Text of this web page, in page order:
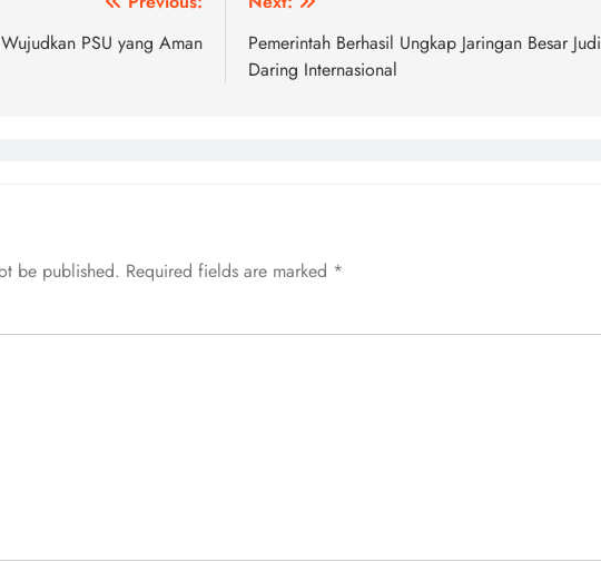
PSU yang Aman
Pemerintah Berhasil Ungkap Jaringan Besar Judi
Daring Internasional
be published. Required fields are marked *